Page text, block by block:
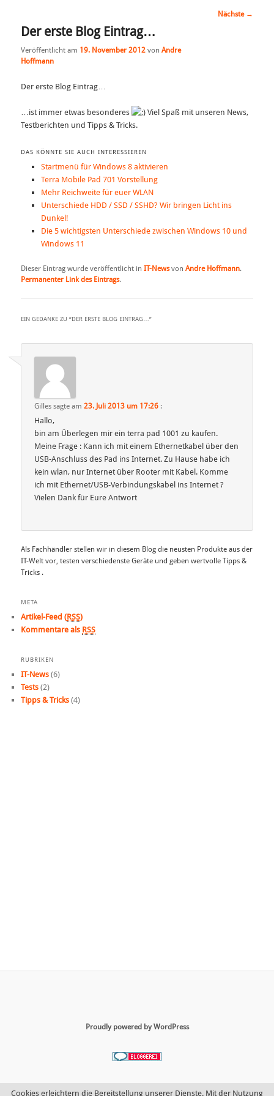
Artikelnavigation
Nächste →
Der erste Blog Eintrag…
Veröffentlicht am 19. November 2012 vonAndre
Hoffmann
Der erste Blog Eintrag…
…ist immer etwas besonderes
Viel Spaß mit unseren News,
Testberichten und Tipps & Tricks.
DAS KÖNNTE SIE AUCH INTERESSIEREN
Startmenü für Windows 8 aktivieren
Terra Mobile Pad 701 Vorstellung
Mehr Reichweite für euer WLAN
Unterschiede HDD / SSD / SSHD? Wir bringen Licht ins
Dunkel!
Die 5 wichtigsten Unterschiede zwischen Windows 10 und
Windows 11
Dieser Eintrag wurde veröffentlicht inIT-NewsvonAndre Hoffmann.
Permanenter Link des Eintrags.
EIN GEDANKE ZU “DER ERSTE BLOG EINTRAG…”
Gilles sagte am23. Juli 2013 um 17:26 :
Hallo,
bin am Überlegen mir ein terra pad 1001 zu kaufen.
Meine Frage : Kann ich mit einem Ethernetkabel über den
USB-Anschluss des Pad ins Internet. Zu Hause habe ich
kein wlan, nur Internet über Rooter mit Kabel. Komme
ich mit Ethernet/USB-Verbindungskabel ins Internet ?
Vielen Dank für Eure Antwort
Als Fachhändler stellen wir in diesem Blog die neusten Produkte aus der
IT-Welt vor, testen verschiedenste Geräte und geben wertvolle Tipps &
Tricks .
META
Artikel-Feed (RSS)
Kommentare als RSS
RUBRIKEN
IT-News (6)
Tests (2)
Tipps & Tricks (4)
Proudly powered by WordPress
Cookies erleichtern die Bereitstellung unserer Dienste. Mit der Nutzung